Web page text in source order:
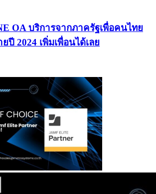
OA บริการจากภาครัฐเพื่อคนไทย
ปี 2024 เพิ่มเพื่อนได้เลย